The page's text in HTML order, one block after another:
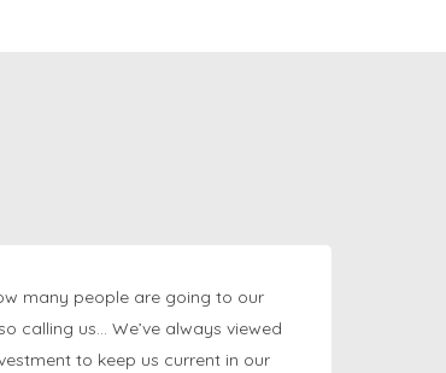
many people are going to our
calling us… We’ve always viewed
to keep us current in our